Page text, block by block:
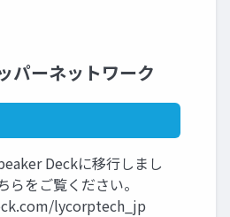
パーネットワーク
Deckに移行しまし
らをご覧ください。
lycorptech_jp